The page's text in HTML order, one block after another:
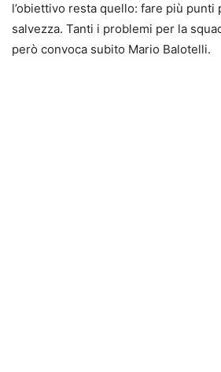
l’obiettivo resta quello: fare più punti
salvezza. Tanti i problemi per la
però convoca subito Mario Balotelli.